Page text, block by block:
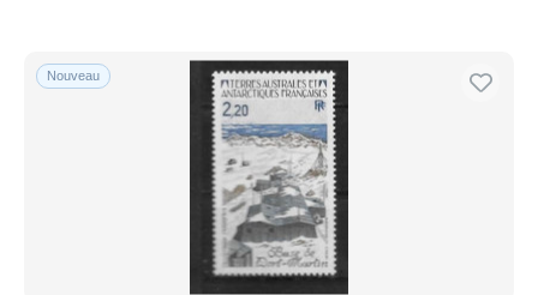
Nouveau